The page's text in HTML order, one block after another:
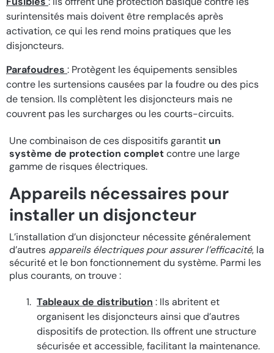
surintensités mais doivent être remplacés après
activation, ce qui les rend moins pratiques que les
disjoncteurs.
Parafoudres : Protègent les équipements sensibles
contre les surtensions causées par la foudre ou des pics
de tension. Ils complètent les disjoncteurs mais ne
couvrent pas les surcharges ou les courts-circuits.
Une combinaison de ces dispositifs garantit un
système de protection completcontre une large
gamme de risques électriques.
Appareils nécessaires pour
installer un disjoncteur
L’installation d’un disjoncteur nécessite généralement
d’autres appareils électriques pour assurer l’efficacité, la
sécurité et le bon fonctionnement du système. Parmi les
plus courants, on trouve :
Tableaux de distribution : Ils abritent et
organisent les disjoncteurs ainsi que d’autres
dispositifs de protection. Ils offrent une structure
sécurisée et accessible, facilitant la maintenance.